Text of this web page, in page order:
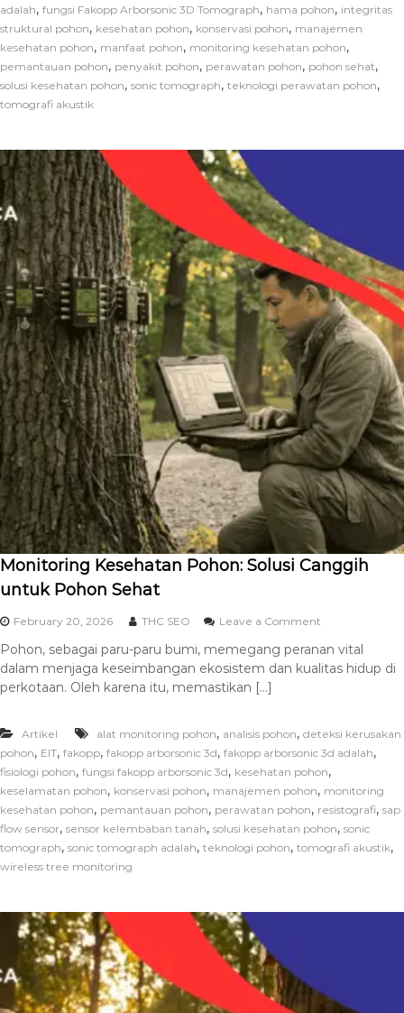
adalah, fungsi Fakopp Arborsonic 3D Tomograph, hama pohon, integritas
struktural pohon, kesehatan pohon, konservasi pohon, manajemen
kesehatan pohon, manfaat pohon, monitoring kesehatan pohon,
pemantauan pohon, penyakit pohon, perawatan pohon, pohon sehat,
solusi kesehatan pohon, sonic tomograph, teknologi perawatan pohon,
tomografi akustik
Monitoring Kesehatan Pohon: Solusi Canggih
untuk Pohon Sehat
February 20, 2026 THC SEO Leave a Comment
Pohon, sebagai paru-paru bumi, memegang peranan vital
dalam menjaga keseimbangan ekosistem dan kualitas hidup di
perkotaan. Oleh karena itu, memastikan […]
Artikel alat monitoring pohon, analisis pohon, deteksi kerusakan
pohon, EIT, fakopp, fakopp arborsonic 3d, fakopp arborsonic 3d adalah,
fisiologi pohon, fungsi fakopp arborsonic 3d, kesehatan pohon,
keselamatan pohon, konservasi pohon, manajemen pohon, monitoring
kesehatan pohon, pemantauan pohon, perawatan pohon, resistografi, sap
flow sensor, sensor kelembaban tanah, solusi kesehatan pohon, sonic
tomograph, sonic tomograph adalah, teknologi pohon, tomografi akustik,
wireless tree monitoring